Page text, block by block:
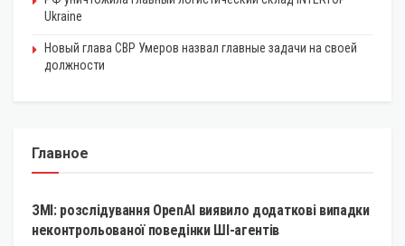
Ukraine
Новый глава СВР Умеров назвал главные задачи на своей
должности
Главное
КРИПТОВАЛЮТА
ЗМІ: розслідування OpenAI виявило додаткові випадки
неконтрольованої поведінки ШІ-агентів